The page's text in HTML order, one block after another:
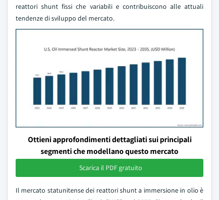
reattori shunt fissi che variabili e contribuiscono alle attuali
tendenze di sviluppo del mercato.
Ottieni approfondimenti dettagliati sui principali
segmenti che modellano questo mercato
Scarica il PDF gratuito
Il mercato statunitense dei reattori shunt a immersione in olio è